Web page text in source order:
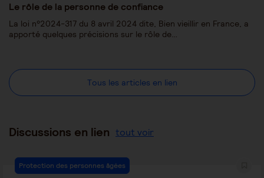
Le rôle de la personne de confiance
La loi n°2024-317 du 8 avril 2024 dite, Bien vieillir en France, a
apporté quelques précisions sur le rôle de…
Tous les articles en lien
Discussions en lien tout voir
Protection des personnes âgées